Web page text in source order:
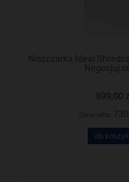
Niszczarka Ideal
Negocjuj
899,00 zł
do